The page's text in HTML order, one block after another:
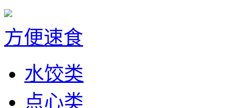
方便速食
水饺类
点心类